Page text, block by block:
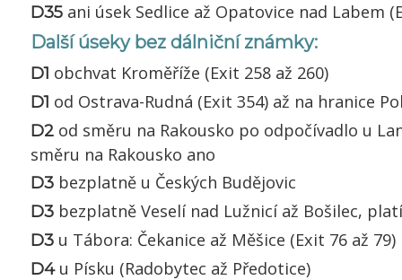
D35 ani úsek Sedlice až Opatovice nad Labem
Další úseky bez dálniční známky:
D1 obchvat Kroměříže (Exit 258 až 260)
D1 od Ostrava-Rudná (Exit 354) až na hranice
D2 od směru na Rakousko po odpočívadlo u
směru na Rakousko ano
D3 bezplatně u Českých Budějovic
D3 bezplatně Veselí nad Lužnicí až Bošilec,
D3 u Tábora: Čekanice až Měšice (Exit 76 až 79)
D4u Písku (Radobytec až Předotice)